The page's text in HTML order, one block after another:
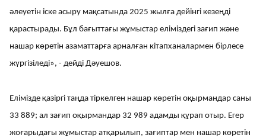
әлеуетін іске асыру мақсатында 2025 жылға дейінгі кезеңді
қарастырады. Бұл бағыттағы жұмыстар еліміздегі зағип және
нашар көретін азаматтарға арналған кітапханалармен бірлесе
жүргізіледі», - дейді Дәуешов.
Елімізде қазіргі таңда тіркелген нашар көретін оқырмандар саны
33 889; ал зағип оқырмандар 32 989 адамды құрап отыр. Егер
жоғарыдағы жұмыстар атқарылып, зағиптар мен нашар көретін